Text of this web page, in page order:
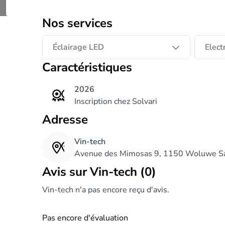
électriques, mise aux normes des
Je propose mes services aux
Les travaux d’électricité doivent répondre à
Je vous garantis des solutions adaptées et
dépannage aux chantiers les plus
Nos services
Éclairage LED
Caractéristiques
2026
Inscription chez Solvari
Adresse
Vin-tech
Avenue des Mimosas 9, 1150 Woluwe
Avis sur Vin-tech (0)
Vin-tech n'a pas encore reçu d'avis.
Pas encore d'évaluation